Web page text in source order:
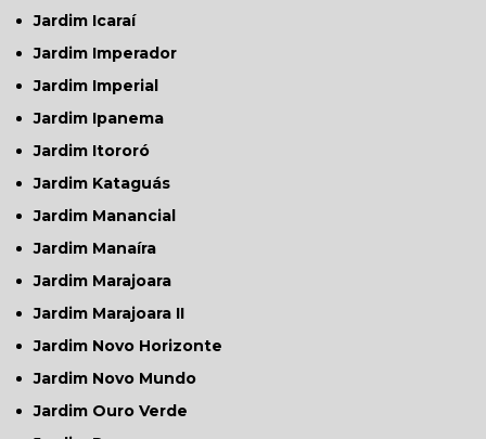
Jardim Icaraí
Jardim Imperador
Jardim Imperial
Jardim Ipanema
Jardim Itororó
Jardim Kataguás
Jardim Manancial
Jardim Manaíra
Jardim Marajoara
Jardim Marajoara II
Jardim Novo Horizonte
Jardim Novo Mundo
Jardim Ouro Verde